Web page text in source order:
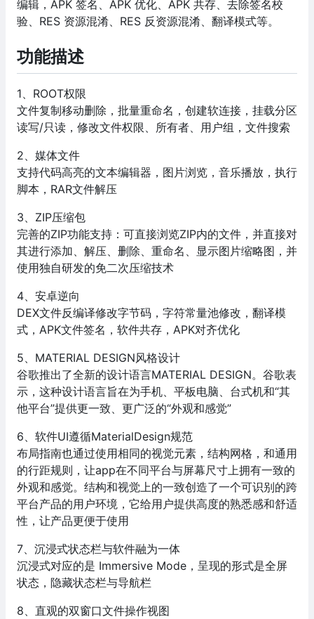
编辑，APK 签名、APK 优化、APK 共存、去除签名校
验、RES 资源混淆、RES 反资源混淆、翻译模式等。
功能描述
1、ROOT权限
文件复制移动删除，批量重命名，创建软连接，挂载分区
读写/只读，修改文件权限、所有者、用户组，文件搜索
2、媒体文件
支持代码高亮的文本编辑器，图片浏览，音乐播放，执行
脚本，RAR文件解压
3、ZIP压缩包
完善的ZIP功能支持：可直接浏览ZIP内的文件，并直接对
其进行添加、解压、删除、重命名、显示图片缩略图，并
使用独自研发的免二次压缩技术
4、安卓逆向
DEX文件反编译修改字节码，字符常量池修改，翻译模
式，APK文件签名，软件共存，APK对齐优化
5、MATERIAL DESIGN风格设计
谷歌推出了全新的设计语言MATERIAL DESIGN。谷歌表
示，这种设计语言旨在为手机、平板电脑、台式机和“其
他平台”提供更一致、更广泛的“外观和感觉”
6、软件UI遵循MaterialDesign规范
布局指南也通过使用相同的视觉元素，结构网格，和通用
的行距规则，让app在不同平台与屏幕尺寸上拥有一致的
外观和感觉。结构和视觉上的一致创造了一个可识别的跨
平台产品的用户环境，它给用户提供高度的熟悉感和舒适
性，让产品更便于使用
7、沉浸式状态栏与软件融为一体
沉浸式对应的是 Immersive Mode，呈现的形式是全屏
状态，隐藏状态栏与导航栏
8、直观的双窗口文件操作视图